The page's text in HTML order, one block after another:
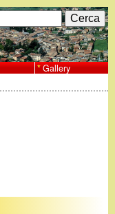
Gallery